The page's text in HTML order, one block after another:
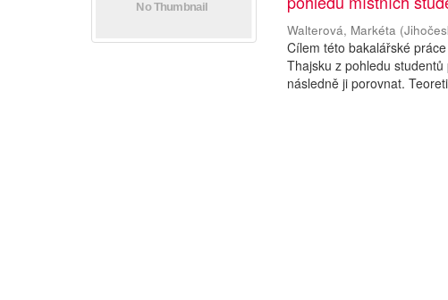
Walterová, Markéta (
Cílem této bakalářské
Thajsku z pohledu
následně ji porovnat.